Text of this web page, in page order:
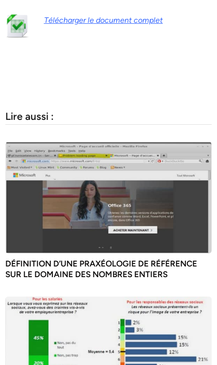
Télécharger le document complet
Lire aussi :
DÉFINITION D’UNE PRAXÉOLOGIE DE RÉFÉRENCE
SUR LE DOMAINE DES NOMBRES ENTIERS